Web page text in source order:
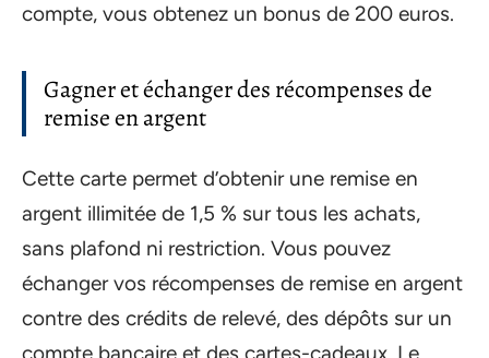
compte, vous obtenez un bonus de 200 euros.
Gagner et échanger des récompenses de
remise en argent
Cette carte permet d’obtenir une remise en
argent illimitée de 1,5 % sur tous les achats,
sans plafond ni restriction. Vous pouvez
échanger vos récompenses de remise en argent
contre des crédits de relevé, des dépôts sur un
compte bancaire et des cartes-cadeaux. Le